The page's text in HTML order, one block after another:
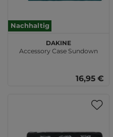
Nachhaltig
DAKINE
Accessory Case Sundown
16,95 €